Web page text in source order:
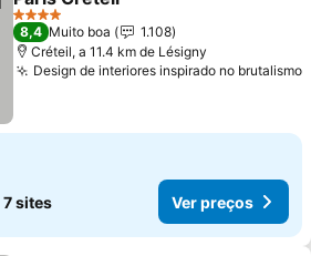
Ver preços
4 Estrelas
8,4 Muito boa
1.108
Créteil, a 11.4 km de Lésigny
Design de interiores inspirado no brutalismo
7 sites Ver preços